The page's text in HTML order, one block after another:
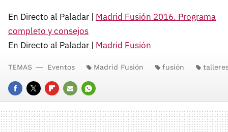
En Directo al Paladar | Madrid Fusión 2016. Programa
completo y consejos
En Directo al Paladar | Madrid Fusión
FACEBOOK
TWITTERFLIPBOARD
E-
MAIL
WHATSAPP
TEMAS Eventos Madrid Fusión fusión